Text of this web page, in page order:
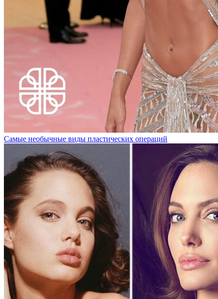
Самые необычные виды пластических операций